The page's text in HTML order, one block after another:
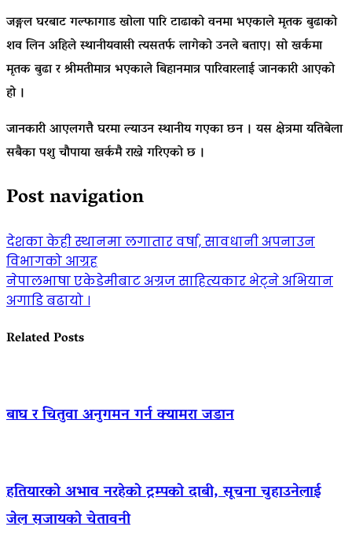
जङ्गल घरबाट गल्फागाड खोला पारि टाढाको वनमा भएकाले मृतक बुढाको
शव लिन अहिले स्थानीयवासी त्यसतर्फ लागेको उनले बताए। सो खर्कमा
मृतक बुढा र श्रीमतीमात्र भएकाले बिहानमात्र पारिवारलाई जानकारी आएको
हो ।
जानकारी आएलगत्तै घरमा ल्याउन स्थानीय गएका छन । यस क्षेत्रमा यतिबेला
सबैका पशु चौपाया खर्कमै राख्ने गरिएको छ ।
Post navigation
देशका केही स्थानमा लगातार वर्षा, सावधानी अपनाउन
विभागको आग्रह
नेपालभाषा एकेडेमीबाट अग्रज साहित्यकार भेट्ने अभियान
अगाडि बढायो ।
Related Posts
बाघ र चितुवा अनुगमन गर्न क्यामरा जडान
हतियारको अभाव नरहेको ट्रम्पको दाबी, सूचना चुहाउनेलाई
जेल सजायको चेतावनी